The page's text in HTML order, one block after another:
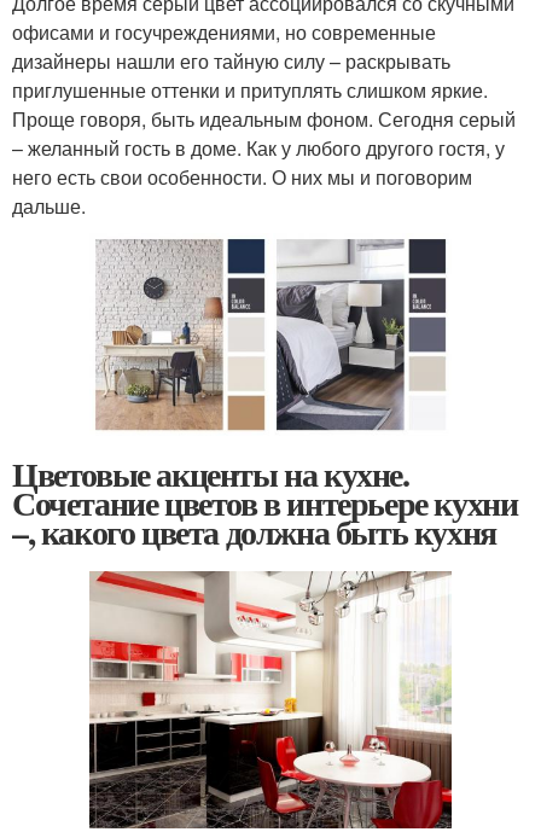
офисами и госучреждениями, но современные
дизайнеры нашли его тайную силу – раскрывать
приглушенные оттенки и притуплять слишком яркие.
Проще говоря, быть идеальным фоном. Сегодня серый
– желанный гость в доме. Как у любого другого гостя, у
него есть свои особенности. О них мы и поговорим
дальше.
Цветовые акценты на кухне.
Сочетание цветов в интерьере кухни
–, какого цвета должна быть кухня